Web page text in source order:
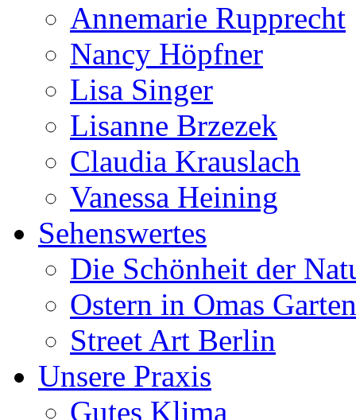
Annemarie Rupprecht
Nancy Höpfner
Lisa Singer
Lisanne Brzezek
Claudia Krauslach
Vanessa Heining
Sehenswertes
Die Schönheit der
Ostern in Omas Garten
Street Art Berlin
Unsere Praxis
Gutes Klima